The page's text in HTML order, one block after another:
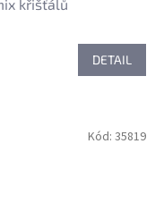
křišťálů
DETAIL
Kód: 35819